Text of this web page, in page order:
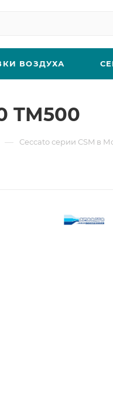
ВОЗДУХА
TM500
— Ceccato серии CSM в